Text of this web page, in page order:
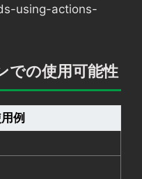
using-actions-
での使用可能性
例